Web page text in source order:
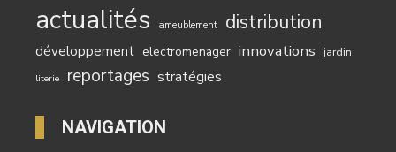
actualités ameublement distribution
développement electromenager innovations jardin
literie reportages stratégies
NAVIGATION